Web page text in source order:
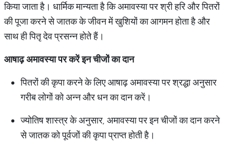
किया जाता है। धार्मिक मान्यता है कि अमावस्या पर श्री हरि और पितरों
की पूजा करने से जातक के जीवन में खुशियों का आगमन होता है और
साथ ही पितृ देव प्रसन्न होते हैं।
आषाढ़अमावस्यापरकरेंइनचीजोंकादान
पितरों की कृपा करने के लिए आषाढ़ अमावस्या पर श्रद्धा अनुसार
गरीब लोगों को अन्न और धन का दान करें।
ज्योतिष शास्त्र के अनुसार, अमावस्या पर इन चीजों का दान करने
से जातक को पूर्वजों की कृपा प्राप्त होती है।